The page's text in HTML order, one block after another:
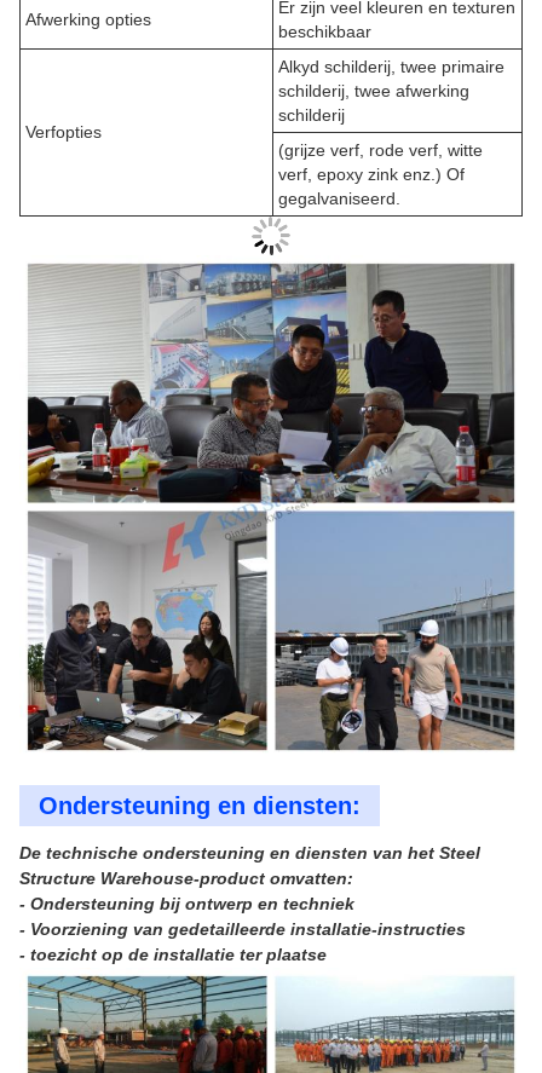
Afwerking opties
Er zijn veel kleuren en texturen
beschikbaar
Verfopties
Alkyd schilderij, twee primaire
schilderij, twee afwerking
schilderij
(grijze verf, rode verf, witte
verf, epoxy zink enz.) Of
gegalvaniseerd.
Ondersteuning en diensten:
De technische ondersteuning en diensten van het Steel
Structure Warehouse-product omvatten:
- Ondersteuning bij ontwerp en techniek
- Voorziening van gedetailleerde installatie-instructies
- toezicht op de installatie ter plaatse